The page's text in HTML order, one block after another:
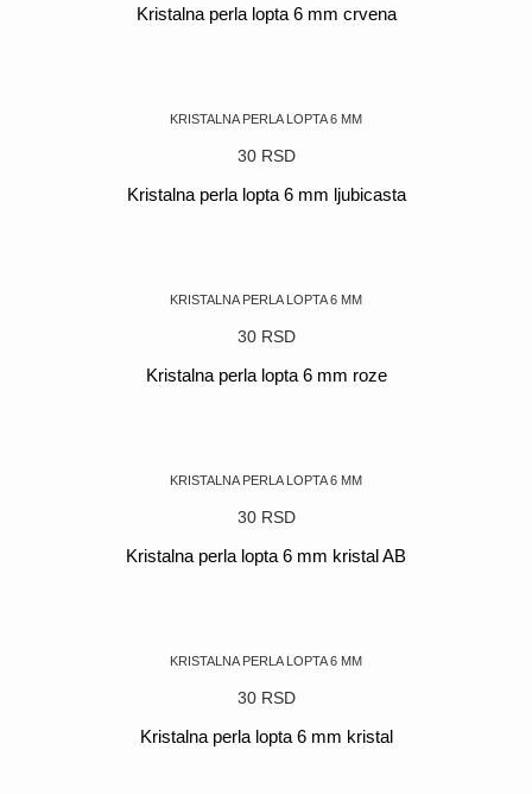
Kristalna perla lopta 6 mm crvena
KRISTALNA PERLA LOPTA 6 MM
30 RSD
Kristalna perla lopta 6 mm ljubicasta
KRISTALNA PERLA LOPTA 6 MM
30 RSD
Kristalna perla lopta 6 mm roze
KRISTALNA PERLA LOPTA 6 MM
30 RSD
Kristalna perla lopta 6 mm kristal AB
KRISTALNA PERLA LOPTA 6 MM
30 RSD
Kristalna perla lopta 6 mm kristal